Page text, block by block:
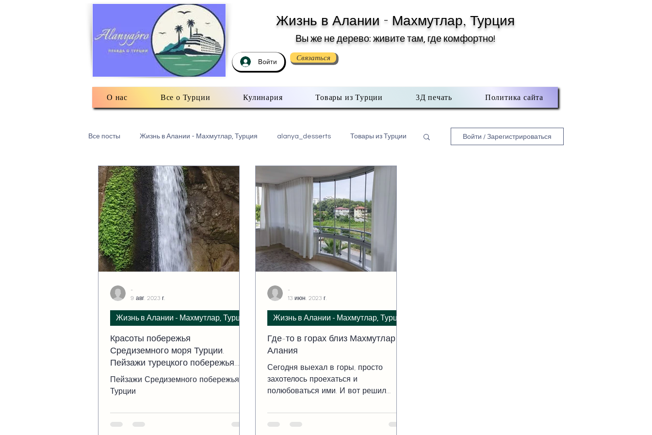
Жизнь в Алании - Махмутлар, Турция
Вы же не дерево: живите там, где комфортно!
Войти Связаться
О нас Все о Турции Кулинария Товары из Турции 3Д печать Политика сайта
Все посты Жизнь в Алании - Махмутлар, Турция alanya_desserts Товары из Турции
Турецкий текстиль Разное: обо всем помаленьку Недвижимость в Турции
Есть мнение 3Д печать в Махмутлар
Войти / Зарегистрироваться
Красоты побережья
Средиземного моря Турции.
Пейзажи турецкого побережья
Средиземного моря
Пейзажи Средиземного побережья
Турции
Жизнь в Алании - Махмутлар, Турция
-
9 авг. 2023 г.
Где-то в горах близ Махмутлар
Алания
Сегодня выехал в горы, просто
захотелось проехаться и
полюбоваться ими. И вот решил
сделано в районе...
Жизнь в Алании - Махмутлар, Турция
-
13 июн. 2023 г.